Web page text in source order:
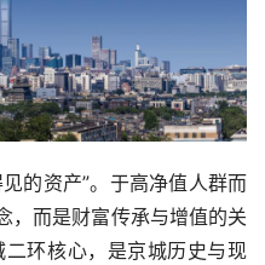
的资产”。于高净值人群而
，而是财富传承与增值的关
环核心，是京城历史与现